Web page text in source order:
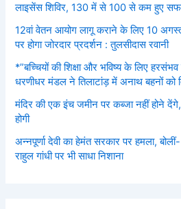
लाइसेंस शिविर, 130 में से 100 से कम हुए
12वां वेतन आयोग लागू कराने के लिए 10 अगस्त
पर होगा जोरदार प्रदर्शन : तुलसीदास रवानी
*”बच्चियों की शिक्षा और भविष्य के लिए
धरणीधर मंडल ने तिलाटांड़ में अनाथ बहनों को
मंदिर की एक इंच जमीन पर कब्जा नहीं होने देंगे,
होगी
अन्नपूर्णा देवी का हेमंत सरकार पर हमला,
राहुल गांधी पर भी साधा निशाना